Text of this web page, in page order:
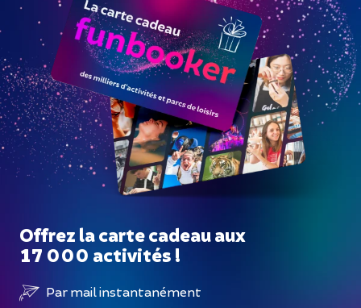
Offrez la carte cadeau aux
17 000 activités !
Par mail instantanément